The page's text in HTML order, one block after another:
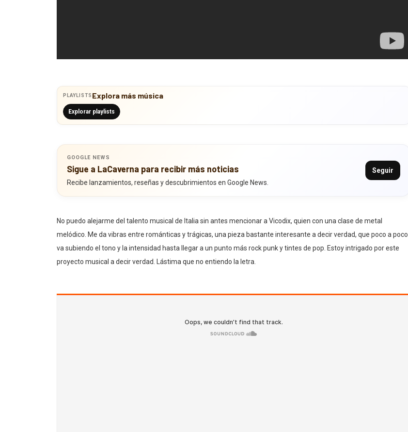
PLAYLISTS Explora más música
Explorar playlists
GOOGLE NEWS
Sigue a LaCaverna para recibir más noticias
Recibe lanzamientos, reseñas y descubrimientos en Google News.
Seguir
No puedo alejarme del talento musical de Italia sin antes mencionar a Vicodix, quien con una clase de metal
melódico. Me da vibras entre románticas y trágicas, una pieza bastante interesante a decir verdad, que poco a poco
va subiendo el tono y la intensidad hasta llegar a un punto más rock punk y tintes de pop. Estoy intrigado por este
proyecto musical a decir verdad. Lástima que no entiendo la letra.